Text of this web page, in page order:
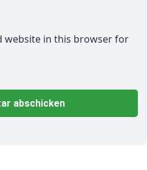
website in this browser for